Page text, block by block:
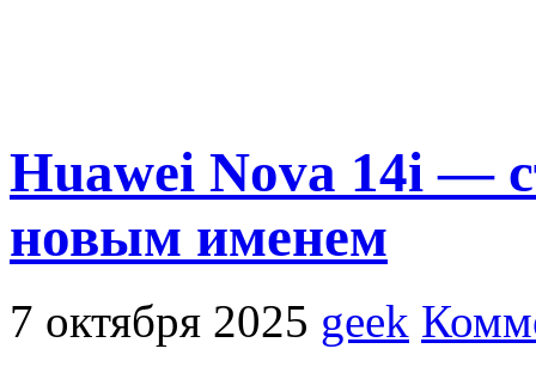
Huawei Nova 14i —
новым именем
7 октября 2025 geek